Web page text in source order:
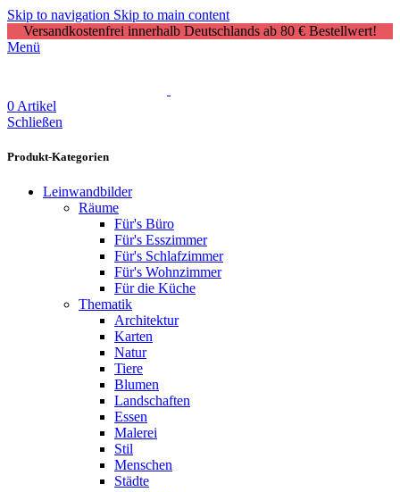
Skip to navigation Skip to main content
Versandkostenfrei innerhalb Deutschlands ab 80 € Bestellwert!
Menü
0 Artikel
Schließen
Produkt-Kategorien
Leinwandbilder
Räume
Für's Büro
Für's Esszimmer
Für's Schlafzimmer
Für's Wohnzimmer
Für die Küche
Thematik
Architektur
Karten
Natur
Tiere
Blumen
Landschaften
Essen
Malerei
Stil
Menschen
Städte